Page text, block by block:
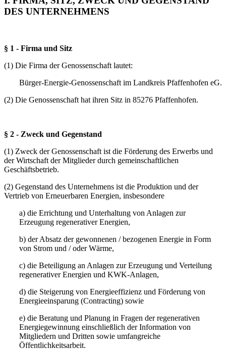
DES UNTERNEHMENS
§ 1 - Firma und Sitz
(1) Die Firma der Genossenschaft lautet:
Bürger-Energie-Genossenschaft im Landkreis Pfaffenhofen eG.
(2) Die Genossenschaft hat ihren Sitz in 85276 Pfaffenhofen.
§ 2 - Zweck und Gegenstand
(1) Zweck der Genossenschaft ist die Förderung des Erwerbs und
der Wirtschaft der Mitglieder durch gemeinschaftlichen
Geschäftsbetrieb.
(2) Gegenstand des Unternehmens ist die Produktion und der
Vertrieb von Erneuerbaren Energien, insbesondere
a) die Errichtung und Unterhaltung von Anlagen zur
Erzeugung regenerativer Energien,
b) der Absatz der gewonnenen / bezogenen Energie in Form
von Strom und / oder Wärme,
c) die Beteiligung an Anlagen zur Erzeugung und Verteilung
regenerativer Energien und KWK-Anlagen,
d) die Steigerung von Energieeffizienz und Förderung von
Energieeinsparung (Contracting) sowie
e) die Beratung und Planung in Fragen der regenerativen
Energiegewinnung einschließlich der Information von
Mitgliedern und Dritten sowie umfangreiche
Öffentlichkeitsarbeit.